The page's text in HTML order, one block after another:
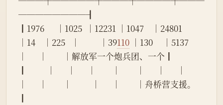
────────┨
┃1976      │1025  │12231 │1047    │24801
│14    │225   │          │39110 │130     │5137
│      │        │解放军一个炮兵团、一个┃
┃          │      │      │        │        │      │      │
│      │        │          │      │        │舟桥营支援。
┃